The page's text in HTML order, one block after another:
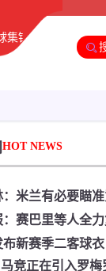
集锦 足球新闻
HOT NEWS